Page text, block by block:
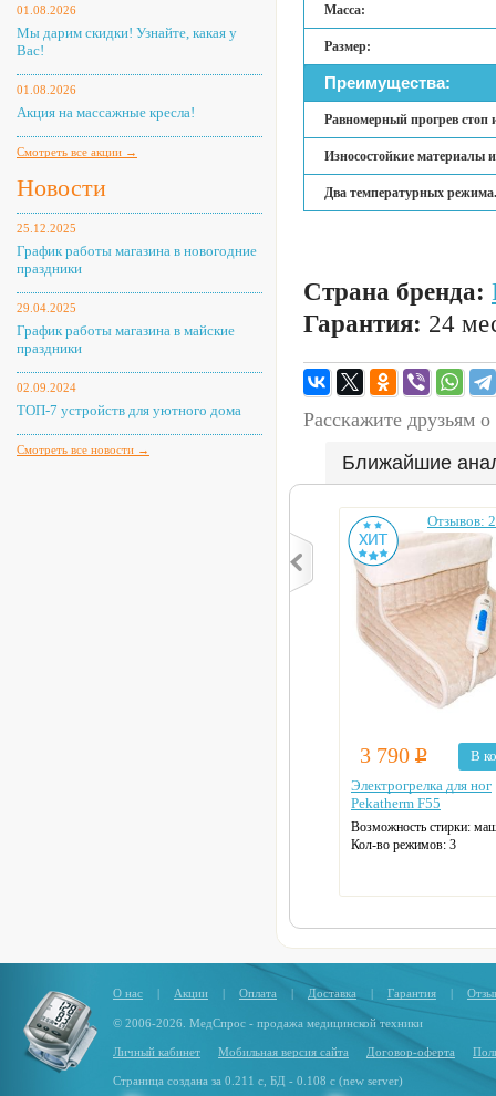
01.08.2026
Мы дарим скидки! Узнайте, какая у
Вас!
01.08.2026
Акция на массажные кресла!
Смотреть все акции →
Новости
25.12.2025
График работы магазина в новогодние
праздники
29.04.2025
График работы магазина в майские
праздники
02.09.2024
ТОП-7 устройств для уютного дома
Смотреть все новости →
Масса:
Размер:
Преимущества:
Равномерный прогрев стоп
Износостойкие материалы
Два температурных режима.
Страна бренда:
Гарантия: 24
Расскажите друзьям
Ближайшие
Отзывов: 2
3 790 Р
В
Электрогрелка для ног
Pekatherm F55
Возможность стирки:
Кол-во режимов: 3
Цвет: бежевый
О нас | Акции | Оплата | Доставка | Гарантия |
© 2006-2026. МедСпрос - продажа медицинской техники
Личный кабинет Мобильная версия сайта Договор-оферта
Страница создана за 0.211 с, БД - 0.108 с (new server)